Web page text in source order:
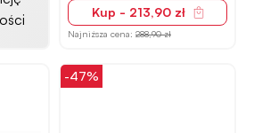
Kup - 213,90 zł
Najniższa cena: 288,90 zł
-47%